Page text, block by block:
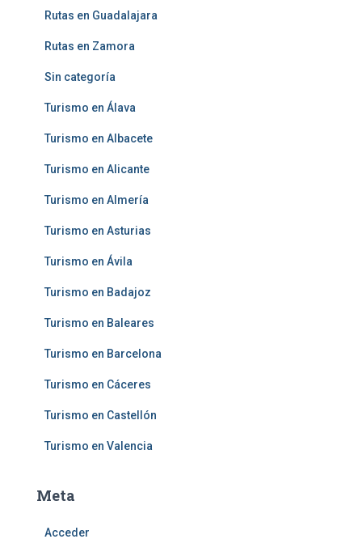
Rutas en Guadalajara
Rutas en Zamora
Sin categoría
Turismo en Álava
Turismo en Albacete
Turismo en Alicante
Turismo en Almería
Turismo en Asturias
Turismo en Ávila
Turismo en Badajoz
Turismo en Baleares
Turismo en Barcelona
Turismo en Cáceres
Turismo en Castellón
Turismo en Valencia
Meta
Acceder